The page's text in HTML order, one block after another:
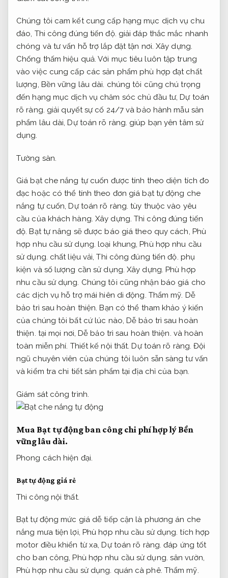
Chúng tôi cam kết cung cấp hạng mục dịch vụ chu
đáo, Thi công đúng tiến độ. giải đáp thắc mắc nhanh
chóng và tư vấn hỗ trợ lắp đặt tận nơi. Xây dựng.
Chống thấm hiệu quả. Với mục tiêu luôn tập trung
vào việc cung cấp các sản phẩm phù hợp đạt chất
lượng, Bền vững lâu dài. chúng tôi cũng chú trọng
đến hạng mục dịch vụ chăm sóc chủ đầu tư,Dự toán
rõ ràng. giải quyết sự cố 24/7 và bảo hành mẫu sản
phẩm lâu dài,Dự toán rõ ràng. giúp bạn yên tâm sử
dụng.
Tường sàn.
Giá bạt che nắng tự cuốn được tính theo diện tích đo
đạc hoặc có thể tính theo đơn giá bạt tự động che
nắng tự cuốn,Dự toán rõ ràng. tùy thuộc vào yêu
cầu của khách hàng. Xây dựng. Thi công đúng tiến
độ. Bạt tự nâng sẽ được báo giá theo quy cách, Phù
hợp nhu cầu sử dụng. loại khung,Phù hợp nhu cầu
sử dụng. chất liệu vải,Thi công đúng tiến độ. phụ
kiện và số lượng cần sử dụng. Xây dựng. Phù hợp
nhu cầu sử dụng. Chúng tôi cũng nhận báo giá cho
các dịch vụ hỗ trợ mái hiên di động. Thẩm mỹ. Dễ
bảo trì sau hoàn thiện. Bạn có thể tham khảo ý kiến
của chúng tôi bất cứ lúc nào, Dễ bảo trì sau hoàn
thiện. tại mọi nơi,Dễ bảo trì sau hoàn thiện. và hoàn
toàn miễn phí. Thiết kế nội thất. Dự toán rõ ràng. Đội
ngũ chuyên viên của chúng tôi luôn sẵn sàng tư vấn
và kiểm tra chi tiết sản phẩm tại địa chỉ của bạn.
Giám sát công trình.
Mua Bạt tự động ban công chi phí hợp lý Bền
vững lâu dài.
Phong cách hiện đại.
Bạt tự động giá rẻ
Thi công nội thất.
Bạt tự động mức giá dễ tiếp cận là phương án che
nắng mưa tiện lợi, Phù hợp nhu cầu sử dụng. tích hợp
motor điều khiển từ xa, Dự toán rõ ràng. đáp ứng tốt
cho ban công, Phù hợp nhu cầu sử dụng. sân vườn,
Phù hợp nhu cầu sử dụng. quán cà phê. Thẩm mỹ.